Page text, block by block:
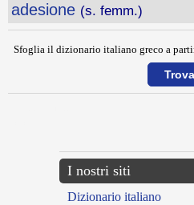
adesione (s. femm.)
Sfoglia il dizionario italiano greco a
I nostri siti
Dizionario italiano